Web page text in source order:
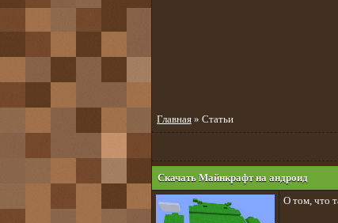
Главная » Статьи
Скачать Майнкрафт на андроид
О том, что